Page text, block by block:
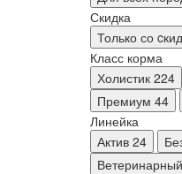
Скидка
Только со
Класс корма
Холистик 224
Премиум 44
Линейка
Актив 24
Ветеринарный